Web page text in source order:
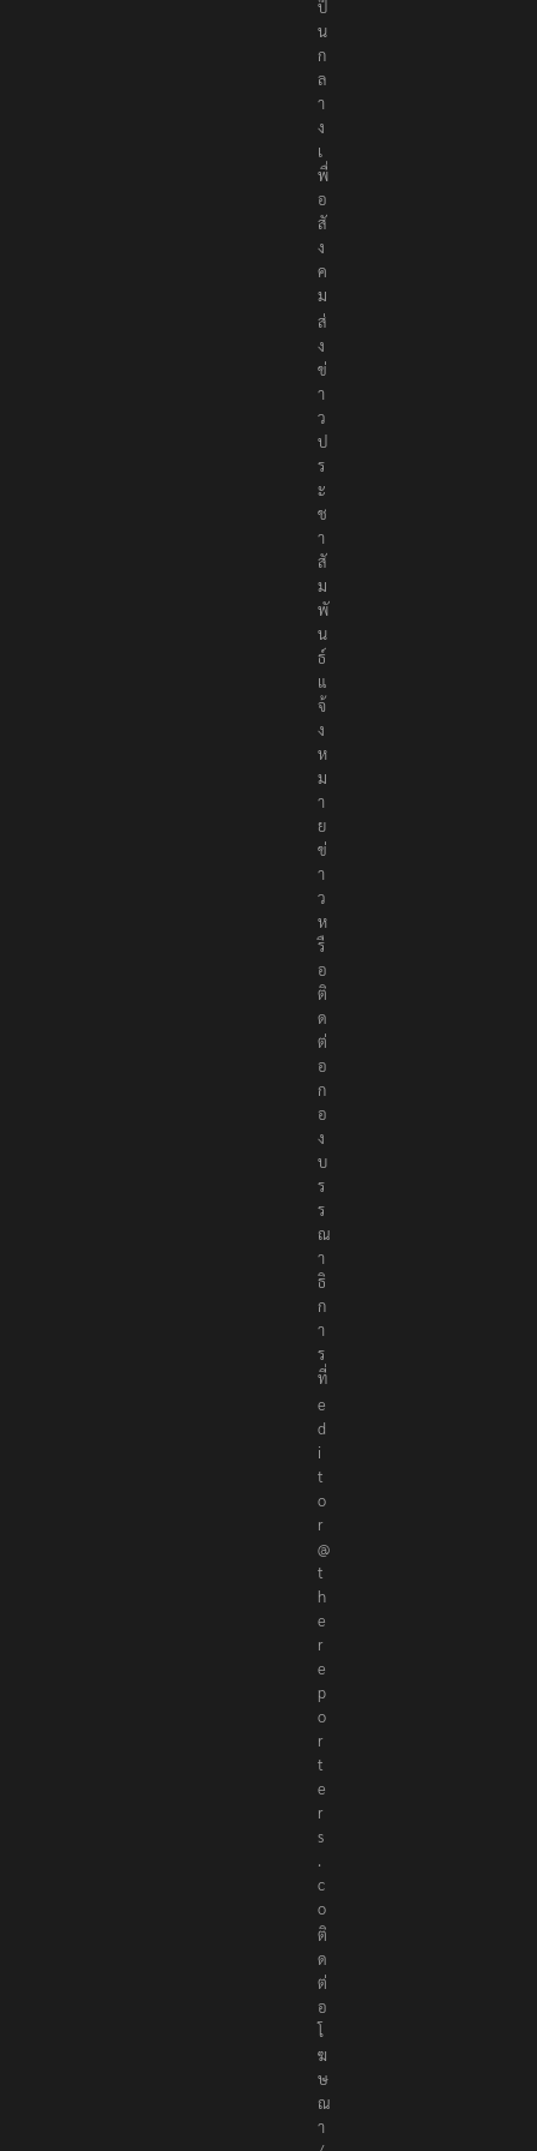
เ
ป็
น
ก
ล
า
ง
เ
พื่
อ
สั
ง
ค
ม
ส่
ง
ข่
า
ว
ป
ร
ะ
ช
า
สั
ม
พั
น
ธ์
แ
จ้
ง
ห
ม
า
ย
ข่
า
ว
ห
รื
อ
ติ
ด
ต่
อ
ก
อ
ง
บ
ร
ร
ณ
า
ธิ
ก
า
ร
ที่
e
d
i
t
o
r
@
t
h
e
r
e
p
o
r
t
e
r
s
.
c
o
ติ
ด
ต่
อ
โ
ฆ
ษ
ณ